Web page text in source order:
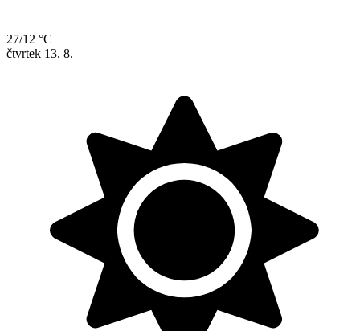
27/12 °C
čtvrtek 13. 8.